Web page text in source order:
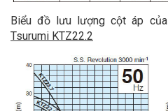
Biểu đồ lưu lượng cột áp của
Tsurumi KTZ22.2